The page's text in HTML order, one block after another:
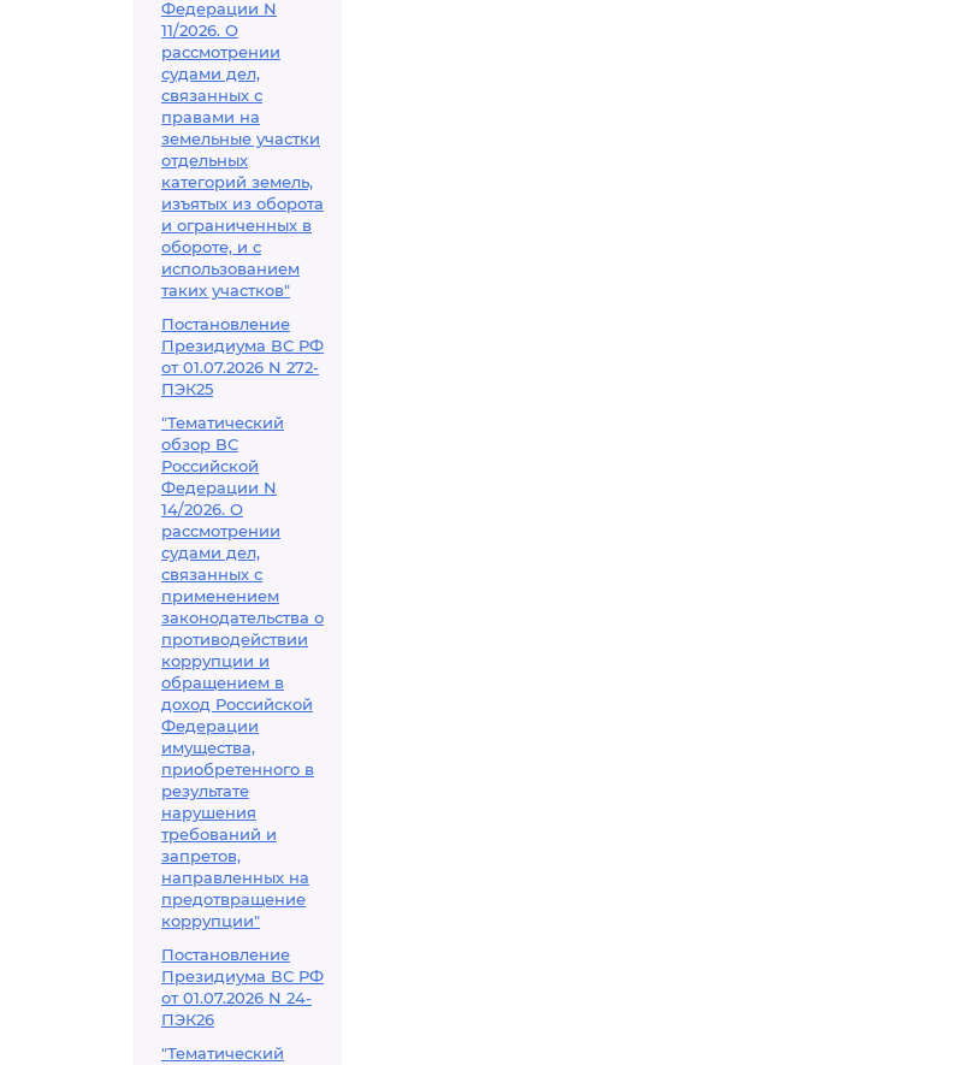
Федерации N
11/2026. О
рассмотрении
судами дел,
связанных с
правами на
земельные участки
отдельных
категорий земель,
изъятых из оборота
и ограниченных в
обороте, и с
использованием
таких участков"
Постановление
Президиума ВС РФ
от 01.07.2026 N 272-
ПЭК25
"Тематический
обзор ВС
Российской
Федерации N
14/2026. О
рассмотрении
судами дел,
связанных с
применением
законодательства о
противодействии
коррупции и
обращением в
доход Российской
Федерации
имущества,
приобретенного в
результате
нарушения
требований и
запретов,
направленных на
предотвращение
коррупции"
Постановление
Президиума ВС РФ
от 01.07.2026 N 24-
ПЭК26
"Тематический